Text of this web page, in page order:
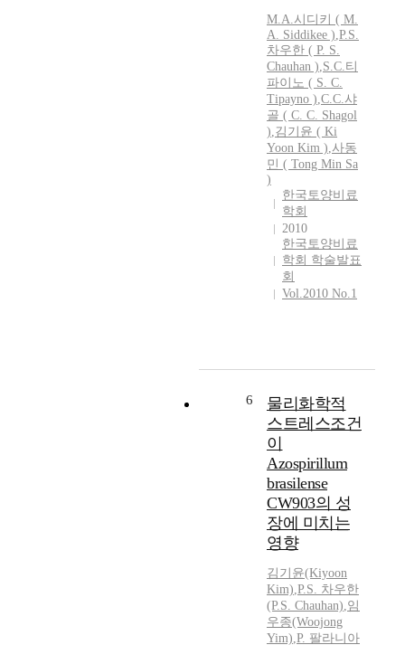
M.A.시디키 ( M.
A. Siddikee ),P.S.
차우한 ( P. S.
Chauhan ),S.C.티
파이노 ( S. C.
Tipayno ),C.C.샤
골 ( C. C. Shagol
),김기윤 ( Ki
Yoon Kim ),사동
민 ( Tong Min Sa
)
한국토양비료
학회
2010
한국토양비료
학회 학술발표
회
Vol.2010 No.1
6
물리화학적
스트레스조건
이
Azospirillum
brasilense
CW903의 성
장에 미치는
영향
김기윤(Kiyoon
Kim),P.S. 차우한
(P.S. Chauhan),임
우종(Woojong
Yim),P. 팔라니아